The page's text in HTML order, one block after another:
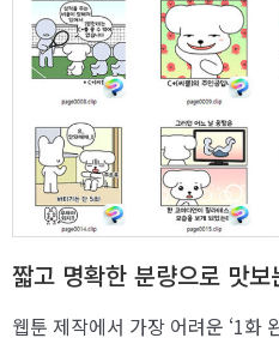
짧고 명확한 분량으로 맛
웹툰 제작에서 가장 어려운 ‘1화